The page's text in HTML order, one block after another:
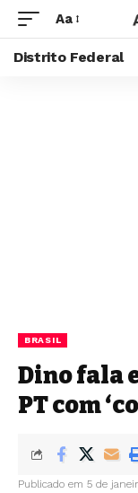
Aa
Distrito Federal
BRASIL
Dino fala
PT com
Publicado em 5 de